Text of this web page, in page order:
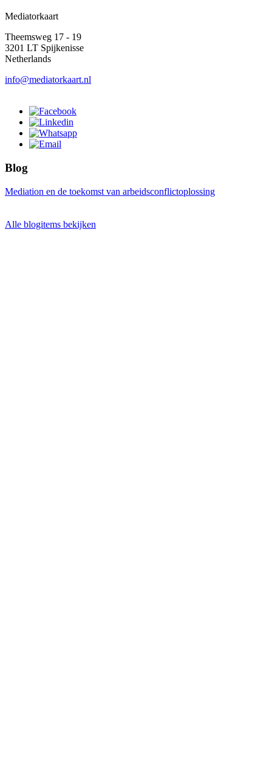
Mediatorkaart
Theemsweg 17 - 19
3201 LT Spijkenisse
Netherlands
info@mediatorkaart.nl
Blog
Mediation en de toekomst van arbeidsconflictoplossing
Alle blogitems bekijken